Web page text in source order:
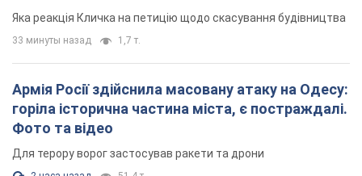
"московського вірянина"
Яка реакція Кличка на петицію щодо скасування будівництва
33 минуты назад 1,7 т.
Армія Росії здійснила масовану атаку на Одесу:
горіла історична частина міста, є постраждалі.
Фото та відео
Для терору ворог застосував ракети та дрони